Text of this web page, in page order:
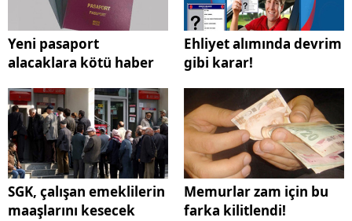
Yeni pasaport
alacaklara kötü haber
Ehliyet alımında devrim
gibi karar!
SGK, çalışan emeklilerin
maaşlarını kesecek
Memurlar zam için bu
farka kilitlendi!